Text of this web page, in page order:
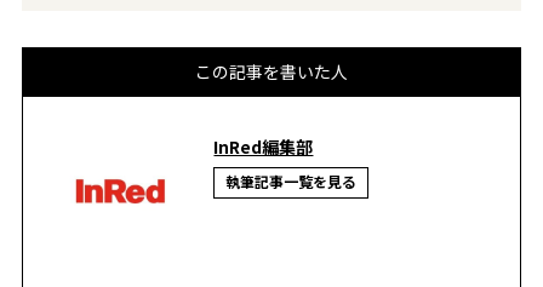
この記事を書いた人
InRed編集部
執筆記事一覧を見る